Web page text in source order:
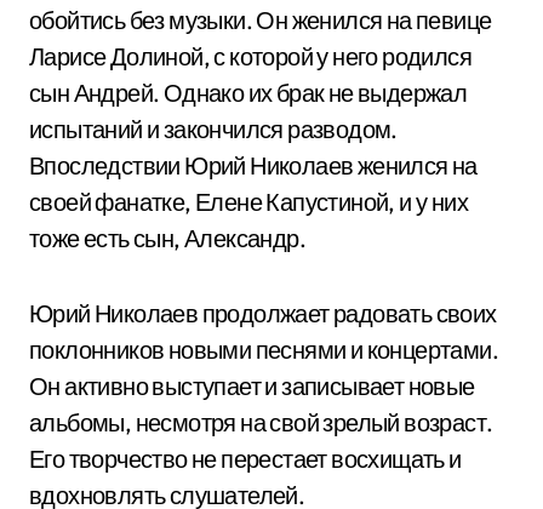
обойтись без музыки. Он женился на певице
Ларисе Долиной, с которой у него родился
сын Андрей. Однако их брак не выдержал
испытаний и закончился разводом.
Впоследствии Юрий Николаев женился на
своей фанатке, Елене Капустиной, и у них
тоже есть сын, Александр.
Юрий Николаев продолжает радовать своих
поклонников новыми песнями и концертами.
Он активно выступает и записывает новые
альбомы, несмотря на свой зрелый возраст.
Его творчество не перестает восхищать и
вдохновлять слушателей.